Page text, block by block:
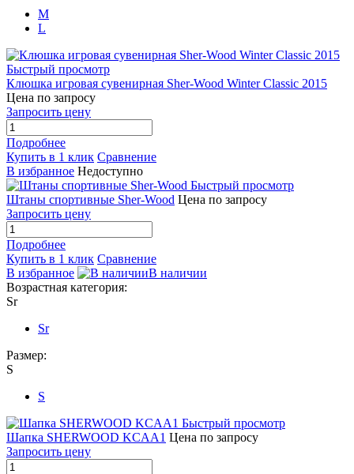
M
L
Быстрый просмотр
Клюшка игровая сувенирная Sher-Wood Winter Classic 2015
Цена по запросу
Запросить цену
Подробнее
Купить в 1 клик Сравнение
В избранное Недоступно
Быстрый просмотр
Штаны спортивные Sher-Wood Цена по запросу
Запросить цену
Подробнее
Купить в 1 клик Сравнение
В избранное
В наличии
Возрастная категория:
Sr
Sr
Размер:
S
S
Быстрый просмотр
Шапка SHERWOOD KCAA1 Цена по запросу
Запросить цену